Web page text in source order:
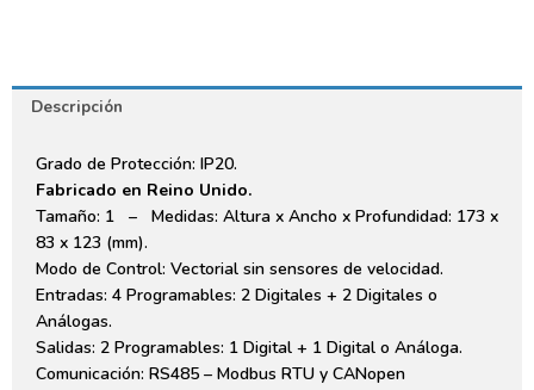
Descripción
Grado de Protección: IP20.
Fabricado en Reino Unido.
Tamaño: 1 – Medidas: Altura x Ancho x Profundidad: 173 x
83 x 123 (mm).
Modo de Control: Vectorial sin sensores de velocidad.
Entradas: 4 Programables: 2 Digitales + 2 Digitales o
Análogas.
Salidas: 2 Programables: 1 Digital + 1 Digital o Análoga.
Comunicación: RS485 – Modbus RTU y CANopen